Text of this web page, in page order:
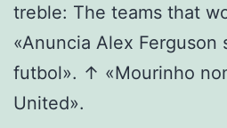
treble: The teams that
«Anuncia Alex Ferguson
futbol». ↑ «Mourinho
United».